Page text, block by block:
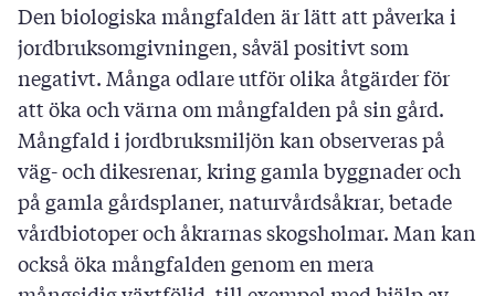
Den biologiska mångfalden är lätt att påverka i
jordbruksomgivningen, såväl positivt som
negativt. Många odlare utför olika åtgärder för
att öka och värna om mångfalden på sin gård.
Mångfald i jordbruksmiljön kan observeras på
väg- och dikesrenar, kring gamla byggnader och
på gamla gårdsplaner, naturvårdsåkrar, betade
vårdbiotoper och åkrarnas skogsholmar. Man kan
också öka mångfalden genom en mera